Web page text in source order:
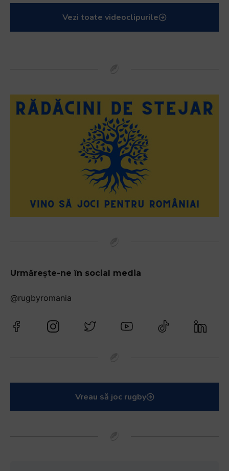
Vezi toate videoclipurile
Urmărește-ne în social media
@rugbyromania
Vreau să joc rugby